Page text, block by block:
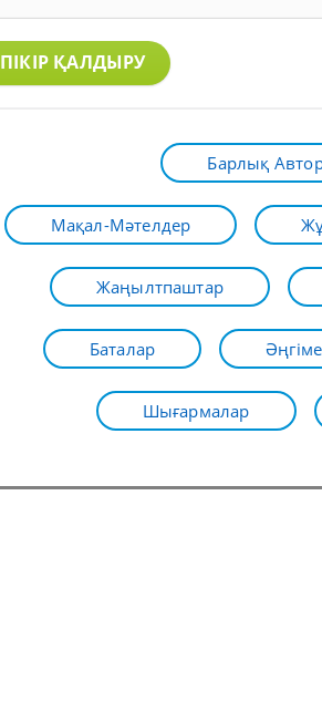
ПІКІР ҚАЛДЫРУ
Барлық
Мақал-Мәтелдер
Жаңылтпаштар
Баталар
Шығармалар